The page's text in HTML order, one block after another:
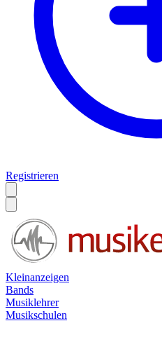
Registrieren
Kleinanzeigen
Bands
Musiklehrer
Musikschulen